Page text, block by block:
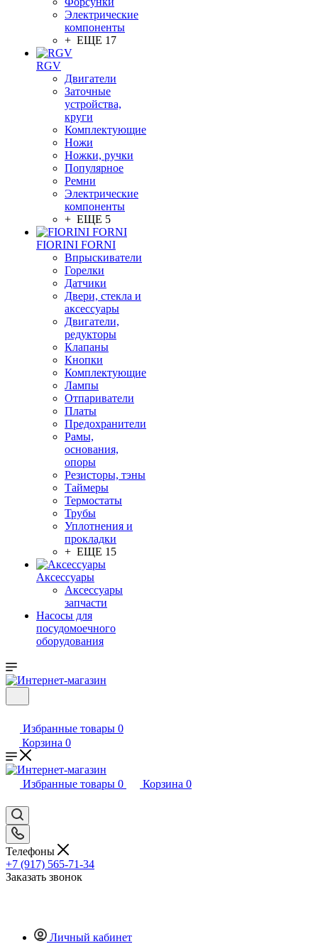
Электрические
компоненты
+ ЕЩЕ 17
RGV
Двигатели
Заточные
устройства,
круги
Комплектующие
Ножи
Ножки, ручки
Популярное
Ремни
Электрические
компоненты
+ ЕЩЕ 5
FIORINI FORNI
Впрыскиватели
Горелки
Датчики
Двери, стекла и
аксессуары
Двигатели,
редукторы
Клапаны
Кнопки
Комплектующие
Лампы
Отпариватели
Платы
Предохранители
Рамы,
основания,
опоры
Резисторы, тэны
Таймеры
Термостаты
Трубы
Уплотнения и
прокладки
+ ЕЩЕ 15
Аксессуары
Аксессуары
запчасти
Насосы для
посудомоечного
оборудования
Избранные товары 0
Корзина 0
Избранные товары 0 Корзина 0
Телефоны
+7 (917) 565-71-34
Заказать звонок
Личный кабинет